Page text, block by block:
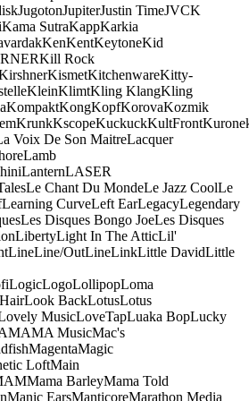
JugotonJupiterJustin TimeJVCK
Kama SutraKappKarkia
KenKentKeytoneKid
Kill Rock
KismetKitchenwareKitty-
KleinKlimtKling KlangKling
KompaktKongKopfKorovaKozmik
KrunkKscopeKuckuckKultFront
Voix De Son MaitreLacquer
Lamb
LanternLASER
Le Chant Du MondeLe Jazz CoolLe
Learning CurveLeft EarLegacyLegendary
Les Disques Bongo JoeLes Disques
LibertyLight In The AtticLil'
LineLine/OutLineLinkLittle DavidLittle
LogicLogoLollipopLoma
Look BackLotusLotus
MusicLoveTapLuaka BopLucky
MAMA MusicMac's
MagentaMagic
LoftMain
Mama BarleyMama Told
Manic EarsManticoreMarathon Media